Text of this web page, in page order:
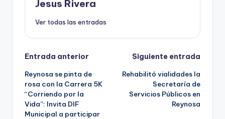
Jesus Rivera
Ver todas las entradas
Navegación
de
entradas
Entrada anterior
Reynosa se pinta de
rosa con la Carrera 5K
“Corriendo por la
Vida”: Invita DIF
Municipal a participar
Siguiente entrada
Rehabilitó vialidades la
Secretaría de
Servicios Públicos en
Reynosa